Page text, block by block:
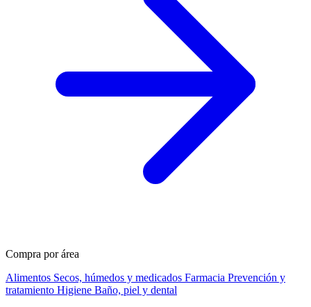
Compra por área
Alimentos Secos, húmedos y medicados Farmacia Prevención y
tratamiento Higiene Baño, piel y dental